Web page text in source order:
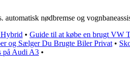
nødbremse og
• Guide til at købe en brugt VW
og Sælger Du Brugte Biler Privat •
på Audi A3 •